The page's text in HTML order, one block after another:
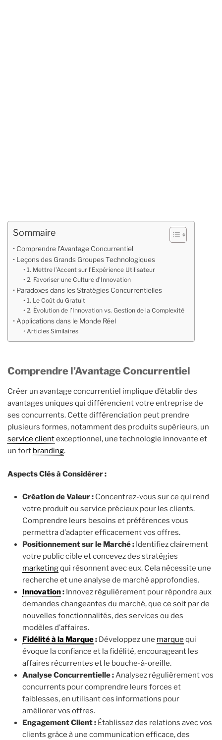
Sommaire
Comprendre l’Avantage Concurrentiel
Leçons des Grands Groupes Technologiques
1. Mettre l’Accent sur l’Expérience Utilisateur
2. Favoriser une Culture d’Innovation
Paradoxes dans les Stratégies Concurrentielles
1. Le Coût du Gratuit
2. Évolution de l’Innovation vs. Gestion de la Complexité
Applications dans le Monde Réel
Articles Similaires
Comprendre l’Avantage Concurrentiel
Créer un avantage concurrentiel implique d’établir des
avantages uniques qui différencient votre entreprise de
ses concurrents. Cette différenciation peut prendre
plusieurs formes, notamment des produits supérieurs, un
service clientexceptionnel, une technologie innovante et
un fort branding.
Aspects Clés à Considérer :
Création de Valeur : Concentrez-vous sur ce qui rend
votre produit ou service précieux pour les clients.
Comprendre leurs besoins et préférences vous
permettra d’adapter efficacement vos offres.
Positionnement sur le Marché : Identifiez clairement
votre public cible et concevez des stratégies
marketingqui résonnent avec eux. Cela nécessite une
recherche et une analyse de marché approfondies.
Innovation: Innovez régulièrement pour répondre aux
demandes changeantes du marché, que ce soit par de
nouvelles fonctionnalités, des services ou des
modèles d’affaires.
Fidélité à la Marque: Développez une marque qui
évoque la confiance et la fidélité, encourageant les
affaires récurrentes et le bouche-à-oreille.
Analyse Concurrentielle :Analysez régulièrement vos
concurrents pour comprendre leurs forces et
faiblesses, en utilisant ces informations pour
améliorer vos offres.
Engagement Client : Établissez des relations avec vos
clients grâce à une communication efficace, des